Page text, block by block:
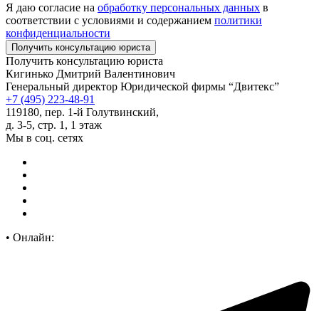
Я даю согласие на обработку персональных данных в
соответствии с условиями и содержанием политики
конфиденциальности
Получить консультацию юриста
Кигинько Дмитрий Валентинович
Генеральный директор Юридической фирмы “Двитекс”
+7 (495) 223-48-91
119180, пер. 1-й Голутвинский,
д. 3-5, стр. 1, 1 этаж
Мы в соц. сетях
• Онлайн: